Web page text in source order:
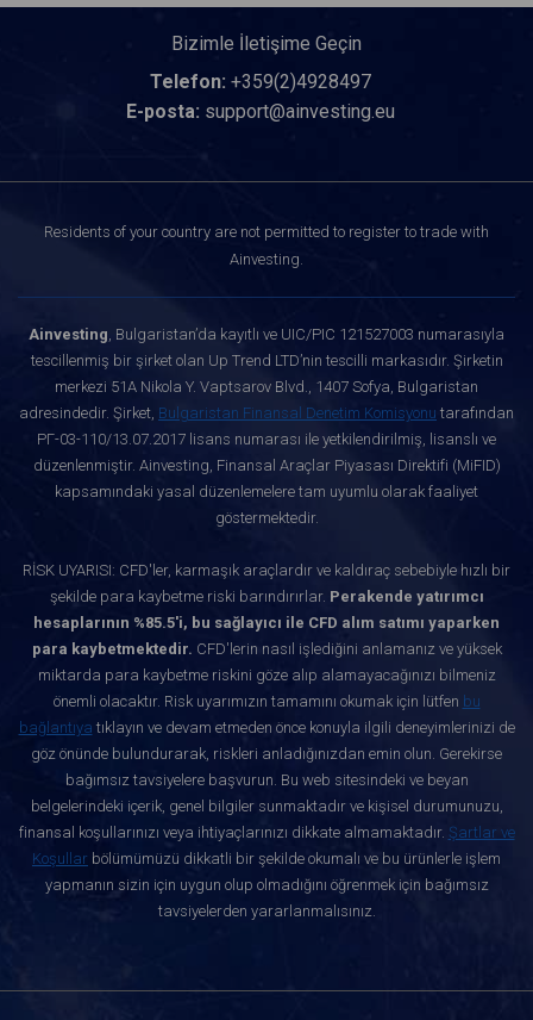
Bizimle İletişime Geçin
Telefon: +359(2)4928497
E-posta: support@ainvesting.eu
Residents of your country are not permitted to register to trade with
Ainvesting.
Ainvesting, Bulgaristan’da kayıtlı ve UIC/PIC 121527003 numarasıyla
tescillenmiş bir şirket olan Up Trend LTD’nin tescilli markasıdır. Şirketin
merkezi 51A Nikola Y. Vaptsarov Blvd., 1407 Sofya, Bulgaristan
adresindedir. Şirket, Bulgaristan Finansal Denetim Komisyonu tarafından
РГ-03-110/13.07.2017 lisans numarası ile yetkilendirilmiş, lisanslı ve
düzenlenmiştir. Ainvesting, Finansal Araçlar Piyasası Direktifi (MiFID)
kapsamındaki yasal düzenlemelere tam uyumlu olarak faaliyet
göstermektedir.
RİSK UYARISI: CFD'ler, karmaşık araçlardır ve kaldıraç sebebiyle hızlı bir
şekilde para kaybetme riski barındırırlar. Perakende yatırımcı
hesaplarının %85.5'i, bu sağlayıcı ile CFD alım satımı yaparken
para kaybetmektedir. CFD'lerin nasıl işlediğini anlamanız ve yüksek
miktarda para kaybetme riskini göze alıp alamayacağınızı bilmeniz
önemli olacaktır. Risk uyarımızın tamamını okumak için lütfen bu
bağlantıya tıklayın ve devam etmeden önce konuyla ilgili deneyimlerinizi de
göz önünde bulundurarak, riskleri anladığınızdan emin olun. Gerekirse
bağımsız tavsiyelere başvurun. Bu web sitesindeki ve beyan
belgelerindeki içerik, genel bilgiler sunmaktadır ve kişisel durumunuzu,
finansal koşullarınızı veya ihtiyaçlarınızı dikkate almamaktadır. Şartlar ve
Koşullar bölümümüzü dikkatli bir şekilde okumalı ve bu ürünlerle işlem
yapmanın sizin için uygun olup olmadığını öğrenmek için bağımsız
tavsiyelerden yararlanmalısınız.